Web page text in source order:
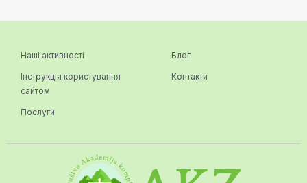
Наші активності
Інструкція користування
сайтом
Послуги
Блог
Контакти